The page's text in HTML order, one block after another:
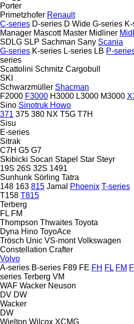
Porter
Primetzhofer Renault
C-series D-series D Wide G-series
Manager Mascott Master Midliner
SDLG SLP Sachman Sany Scania
G-series K-series L-series LB P-
series
Scattolini Schmitz Cargobull
SKI
Schwarzmüller Shacman
F2000 F3000 H3000 L3000 M3000
Sino Sinotruk Howo
371 375 380 NX T5G T7H
Sisu
E-series
Sitrak
C7H G5 G7
Skibicki Socari Stapel Star Steyr
19S 26S 32S 1491
Sunhunk Sörling Tatra
148 163 815 Jamal Phoenix T-series
T158 T815
Terberg
FL FM
Thompson Thwaites Toyota
Dyna Hino ToyoAce
Trösch Unic VS-mont Volkswagen
Constellation Crafter
Volvo
A-series B-series F89 FE FH FL FM
series Terberg VM
WAF Wacker Neuson
DV DW
Wacker
DW
Wielton Wilcox XCMG